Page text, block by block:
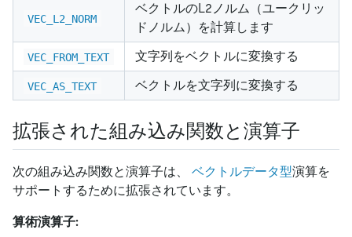
VEC_L2_NORM
ベクトルのL2ノルム（ユークリッ
ドノルム）を計算します
VEC_FROM_TEXT 文字列をベクトルに変換する
VEC_AS_TEXT ベクトルを文字列に変換する
拡張された組み込み関数と演算子
次の組み込み関数と演算子は、 ベクトルデータ型演算を
サポートするために拡張されています。
算術演算子: